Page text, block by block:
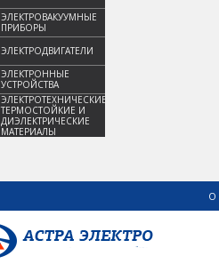
ЭЛЕКТРОВАКУУМНЫЕ
ПРИБОРЫ
ЭЛЕКТРОДВИГАТЕЛИ
ЭЛЕКТРОННЫЕ
УСТРОЙСТВА
ЭЛЕКТРОТЕХНИЧЕСКИЕ,
ТЕРМОСТОЙКИЕ И
ДИЭЛЕКТРИЧЕСКИЕ
МАТЕРИАЛЫ